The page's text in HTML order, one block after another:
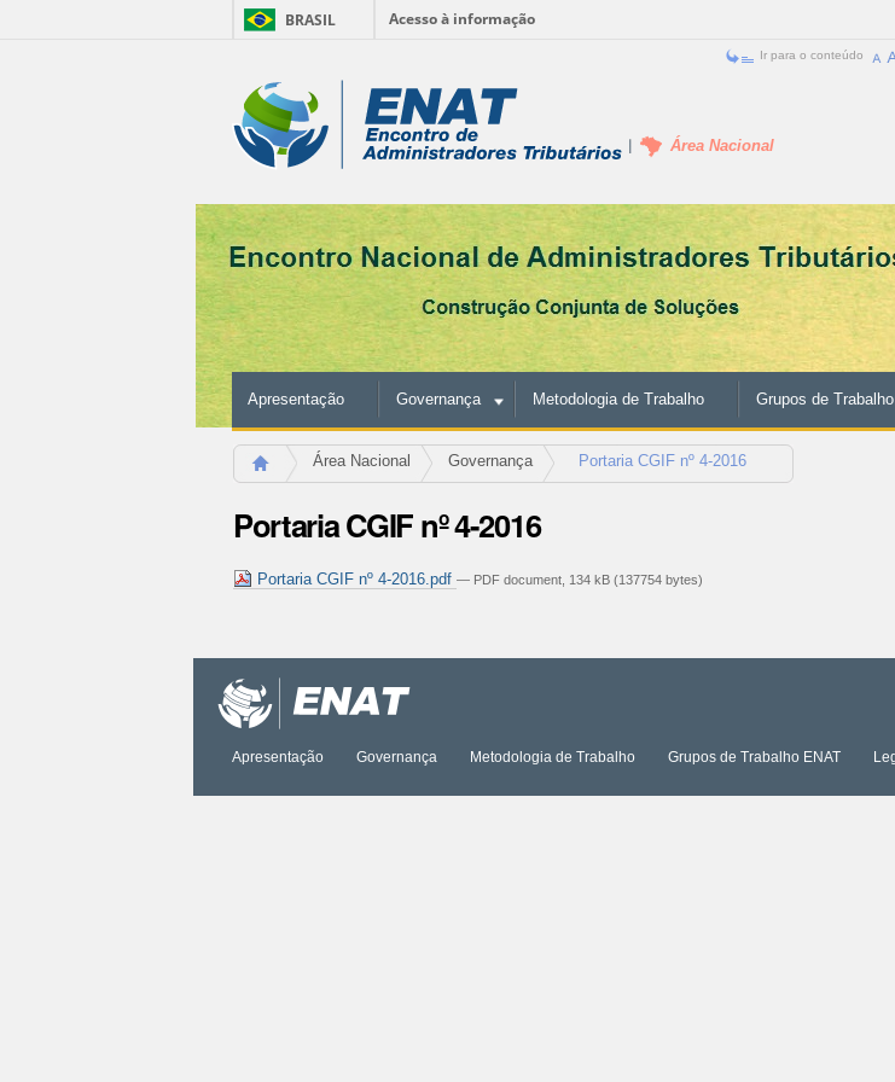
BRASIL Acesso à informação
conteúdo.
a
navegação
Ir para o conteúdo
Ferramentas
Pessoais
Área Nacional
Apresentação Governança Metodologia de Trabalho Grupos de
Área Nacional Governança Portaria CGIF nº 4-2016
Portaria CGIF nº 4-2016
Portaria CGIF nº 4-2016.pdf — PDF document, 134 kB (137754 bytes)
documento
Apresentação Governança Metodologia de Trabalho Grupos de Trabalho ENAT